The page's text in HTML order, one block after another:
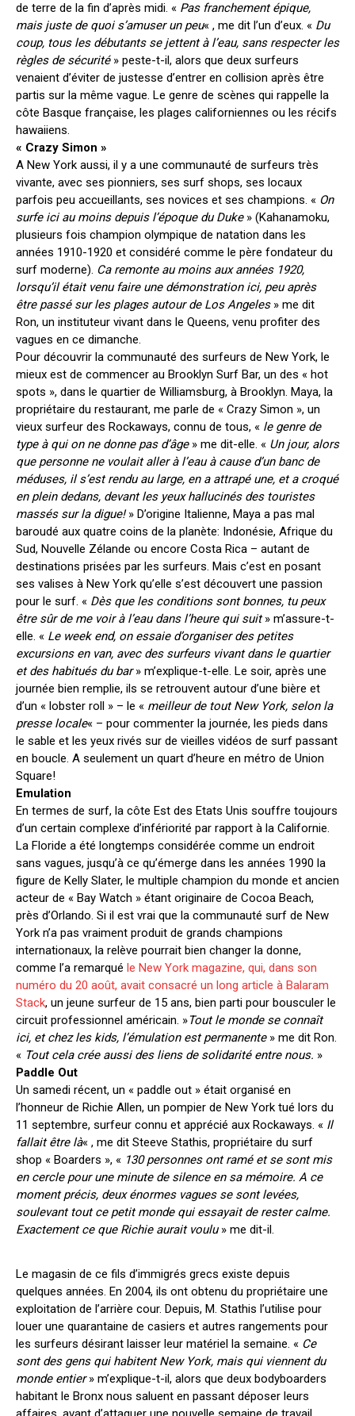
de terre de la fin d’après midi. « Pas franchement épique,
mais juste de quoi s’amuser un peu« , me dit l’un d’eux. « Du
coup, tous les débutants se jettent à l’eau, sans respecter les
règles de sécurité» peste-t-il, alors que deux surfeurs
venaient d’éviter de justesse d’entrer en collision après être
partis sur la même vague. Le genre de scènes qui rappelle la
côte Basque française, les plages californiennes ou les récifs
hawaiiens.
« Crazy Simon »
A New York aussi, il y a une communauté de surfeurs très
vivante, avec ses pionniers, ses surf shops, ses locaux
parfois peu accueillants, ses novices et ses champions. « On
surfe ici au moins depuis l’époque du Duke» (Kahanamoku,
plusieurs fois champion olympique de natation dans les
années 1910-1920 et considéré comme le père fondateur du
surf moderne). Ca remonte au moins aux années 1920,
lorsqu’il était venu faire une démonstration ici, peu après
être passé sur les plages autour de Los Angeles» me dit
Ron, un instituteur vivant dans le Queens, venu profiter des
vagues en ce dimanche.
Pour découvrir la communauté des surfeurs de New York, le
mieux est de commencer au Brooklyn Surf Bar, un des « hot
spots », dans le quartier de Williamsburg, à Brooklyn. Maya, la
propriétaire du restaurant, me parle de « Crazy Simon », un
vieux surfeur des Rockaways, connu de tous, « le genre de
type à qui on ne donne pas d’âge» me dit-elle. « Un jour, alors
que personne ne voulait aller à l’eau à cause d’un banc de
méduses, il s’est rendu au large, en a attrapé une, et a croqué
en plein dedans, devant les yeux hallucinés des touristes
massés sur la digue!» D’origine Italienne, Maya a pas mal
baroudé aux quatre coins de la planète: Indonésie, Afrique du
Sud, Nouvelle Zélande ou encore Costa Rica – autant de
destinations prisées par les surfeurs. Mais c’est en posant
ses valises à New York qu’elle s’est découvert une passion
pour le surf. « Dès que les conditions sont bonnes, tu peux
être sûr de me voir à l’eau dans l’heure qui suit» m’assure-t-
elle. « Le week end, on essaie d’organiser des petites
excursions en van, avec des surfeurs vivant dans le quartier
et des habitués du bar» m’explique-t-elle. Le soir, après une
journée bien remplie, ils se retrouvent autour d’une bière et
d’un « lobster roll » – le « meilleur de tout New York, selon la
presse locale« – pour commenter la journée, les pieds dans
le sable et les yeux rivés sur de vieilles vidéos de surf passant
en boucle. A seulement un quart d’heure en métro de Union
Square!
Emulation
En termes de surf, la côte Est des Etats Unis souffre toujours
d’un certain complexe d’infériorité par rapport à la Californie.
La Floride a été longtemps considérée comme un endroit
sans vagues, jusqu’à ce qu’émerge dans les années 1990 la
figure de Kelly Slater, le multiple champion du monde et ancien
acteur de « Bay Watch » étant originaire de Cocoa Beach,
près d’Orlando. Si il est vrai que la communauté surf de New
York n’a pas vraiment produit de grands champions
internationaux, la relève pourrait bien changer la donne,
comme l’a remarqué le New York magazine, qui, dans son
numéro du 20 août, avait consacré un long article à Balaram
Stack, un jeune surfeur de 15 ans, bien parti pour bousculer le
circuit professionnel américain. »Tout le monde se connaît
ici, et chez les kids, l’émulation est permanente» me dit Ron.
« Tout cela crée aussi des liens de solidarité entre nous. »
Paddle Out
Un samedi récent, un « paddle out » était organisé en
l’honneur de Richie Allen, un pompier de New York tué lors du
11 septembre, surfeur connu et apprécié aux Rockaways. « Il
fallait être là« , me dit Steeve Stathis, propriétaire du surf
shop « Boarders », « 130 personnes ont ramé et se sont mis
en cercle pour une minute de silence en sa mémoire. A ce
moment précis, deux énormes vagues se sont levées,
soulevant tout ce petit monde qui essayait de rester calme.
Exactement ce que Richie aurait voulu» me dit-il.
Le magasin de ce fils d’immigrés grecs existe depuis
quelques années. En 2004, ils ont obtenu du propriétaire une
exploitation de l’arrière cour. Depuis, M. Stathis l’utilise pour
louer une quarantaine de casiers et autres rangements pour
les surfeurs désirant laisser leur matériel la semaine. « Ce
sont des gens qui habitent New York, mais qui viennent du
monde entier» m’explique-t-il, alors que deux bodyboarders
habitant le Bronx nous saluent en passant déposer leurs